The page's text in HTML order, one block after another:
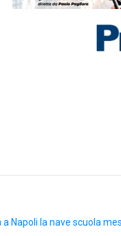
a Napoli la nave scuola